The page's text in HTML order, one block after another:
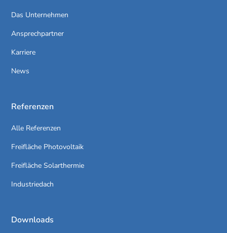
Das Unternehmen
Ansprechpartner
Karriere
News
Referenzen
Alle Referenzen
Freifläche Photovoltaik
Freifläche Solarthermie
Industriedach
Downloads